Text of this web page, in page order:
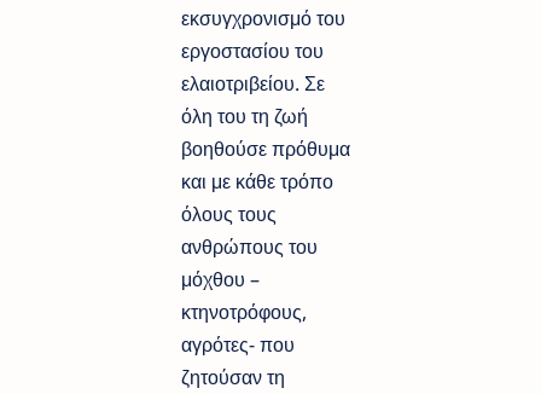
εκσυγχρονισμό του
εργοστασίου του
ελαιοτριβείου. Σε
όλη του τη ζωή
βοηθούσε πρόθυμα
και με κάθε τρόπο
όλους τους
ανθρώπους του
μόχθου –
κτηνοτρόφους,
αγρότες- που
ζητούσαν τη